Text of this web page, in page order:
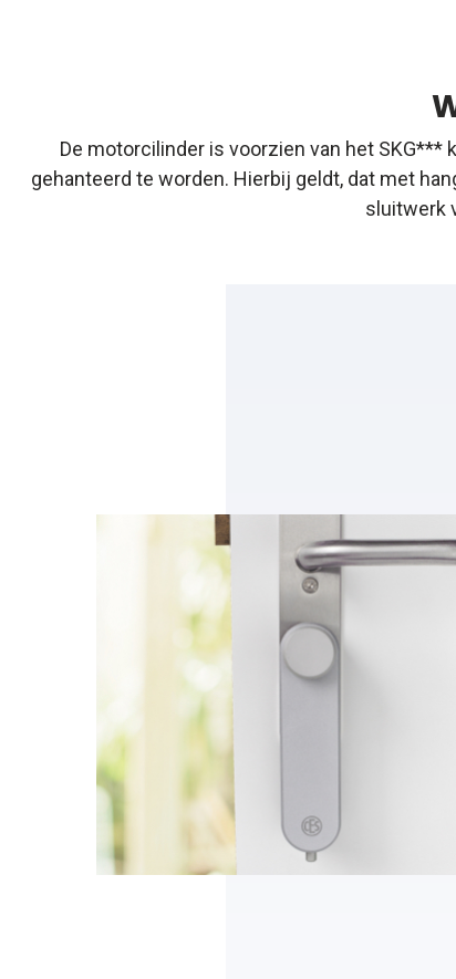
De motorcilinder is voorzien van het
gehanteerd te worden. Hierbij geldt, dat met
sluitwerk